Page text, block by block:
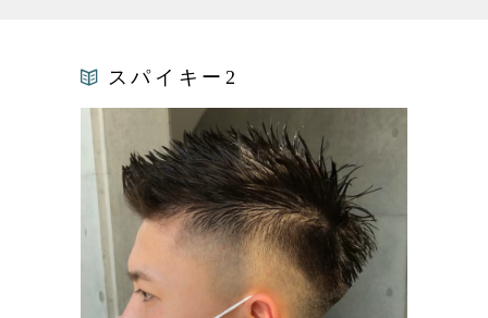
スパイキー2